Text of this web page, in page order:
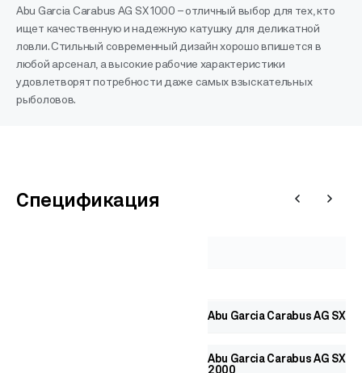
Abu Garcia Carabus AG SX 1000 – отличный выбор для тех, кто
ищет качественную и надежную катушку для деликатной
ловли. Стильный современный дизайн хорошо впишется в
любой арсенал, а высокие рабочие характеристики
удовлетворят потребности даже самых взыскательных
рыболовов.
Спецификация
Abu Garcia Carabus AG SX
Abu Garcia Carabus AG SX
2000